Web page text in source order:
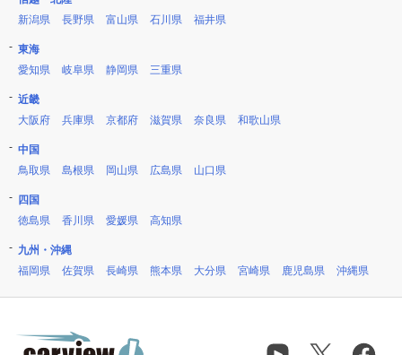
新潟県
長野県 富山県 石川県 福井県
東海
愛知県
岐阜県 静岡県 三重県
近畿
大阪府
兵庫県 京都府 滋賀県 奈良県 和歌山県
中国
鳥取県
島根県 岡山県 広島県 山口県
四国
徳島県
香川県 愛媛県 高知県
九州・沖縄
福岡県
佐賀県 長崎県 熊本県 大分県 宮崎県 鹿児島県 沖縄県